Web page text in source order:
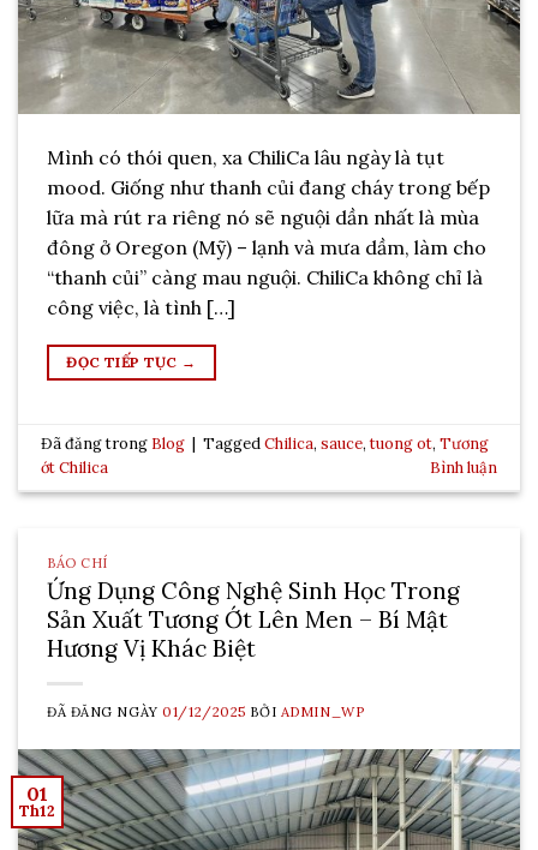
Mình có thói quen, xa ChiliCa lâu ngày là tụt
mood. Giống như thanh củi đang cháy trong bếp
lữa mà rút ra riêng nó sẽ nguội dần nhất là mùa
đông ở Oregon (Mỹ) – lạnh và mưa dầm, làm cho
“thanh củi” càng mau nguội. ChiliCa không chỉ là
công việc, là tình […]
ĐỌC TIẾP TỤC →
Đã đăng trong Blog | TaggedChilica,sauce,tuong ot,Tương
ớt Chilica
Bình luận
BÁO CHÍ
Ứng Dụng Công Nghệ Sinh Học Trong
Sản Xuất Tương Ớt Lên Men – Bí Mật
Hương Vị Khác Biệt
ĐÃ ĐĂNG NGÀY01/12/2025 BỞI ADMIN_WP
01
Th12